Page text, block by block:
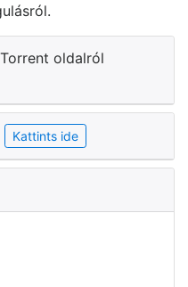
oldalról
Kattints ide